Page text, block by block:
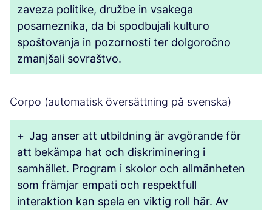
zaveza politike, družbe in vsakega
posameznika, da bi spodbujali kulturo
spoštovanja in pozornosti ter dolgoročno
zmanjšali sovraštvo.
Corpo (automatisk översättning på svenska)
+ Jag anser att utbildning är avgörande för
att bekämpa hat och diskriminering i
samhället. Program i skolor och allmänheten
som främjar empati och respektfull
interaktion kan spela en viktig roll här. Av